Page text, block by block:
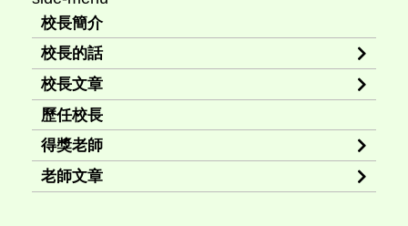
校長簡介
校長的話
校長文章
歷任校長
得獎老師
老師文章